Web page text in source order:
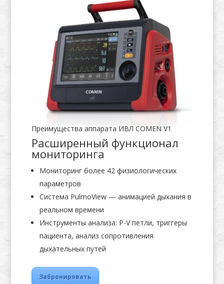
Преимущества аппарата ИВЛ COMEN V1
Расширенный функционал
мониторинга
Мониторинг более 42 физиологических
параметров
Система PulmoView — анимацией дыхания в
реальном времени
Инструменты анализа: P-V петли, триггеры
пациента, анализ сопротивления
дыхательных путей
Забронировать